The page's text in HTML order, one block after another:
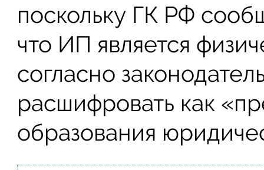
поскольку ГК РФ
что ИП является
согласно
расшифровать как
образования